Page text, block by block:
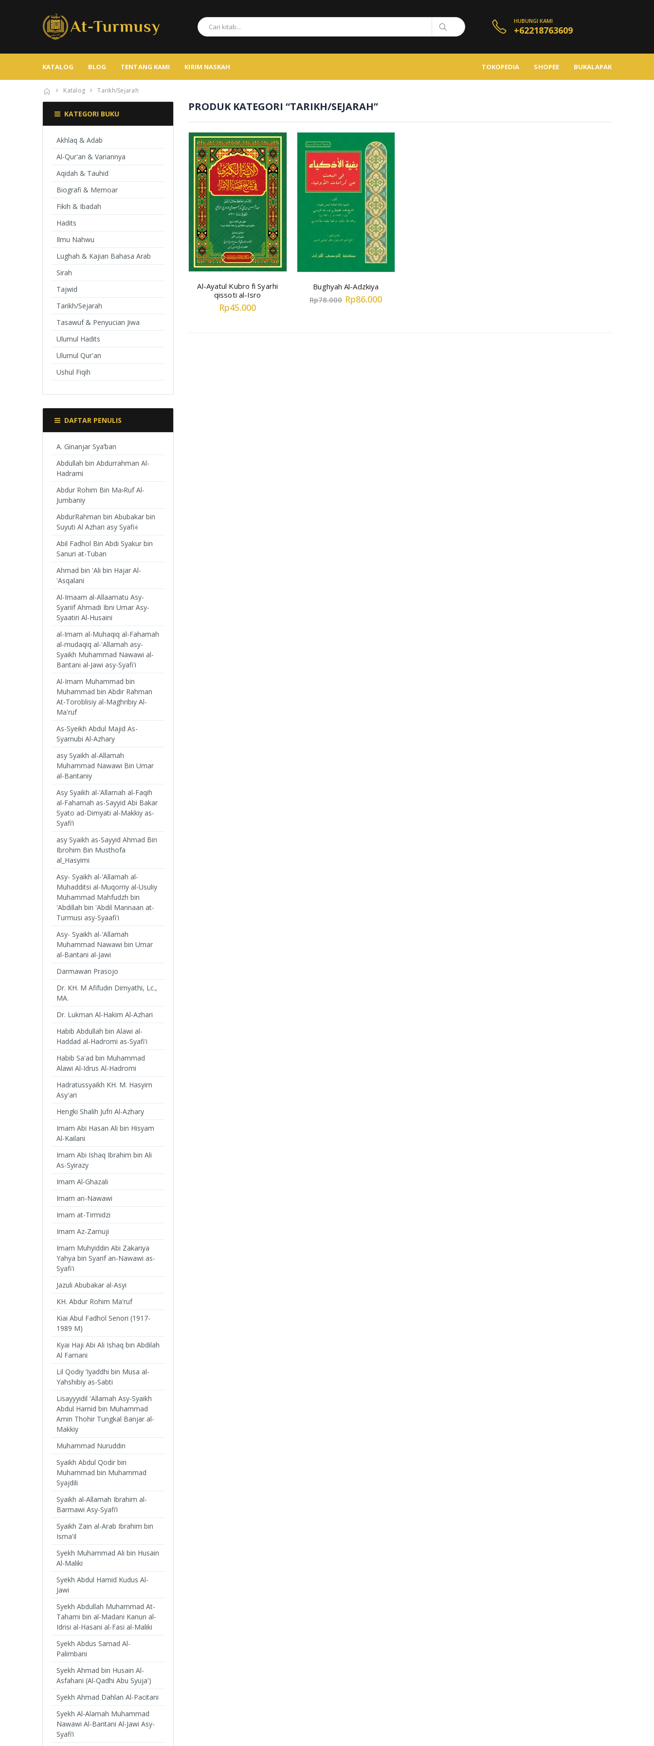
HUBUNGI KAMI
+62218763609
KATALOG BLOG TENTANG KAMI KIRIM NASKAH BUKALAPAK
SHOPEE
TOKOPEDIA
Katalog Tarikh/Sejarah
PRODUK KATEGORI “TARIKH/SEJARAH”
Al-Ayatul Kubro fi Syarhi
qissoti al-Isro
Rp45.000
Bughyah Al-Adzkiya
Rp78.000 Rp86.000
KATEGORI BUKU
Akhlaq & Adab
Al-Qur'an & Variannya
Aqidah & Tauhid
Biografi & Memoar
Fikih & Ibadah
Hadits
Ilmu Nahwu
Lughah & Kajian Bahasa Arab
Sirah
Tajwid
Tarikh/Sejarah
Tasawuf & Penyucian Jiwa
Ulumul Hadits
Ulumul Qur'an
Ushul Fiqih
DAFTAR PENULIS
A. Ginanjar Sya’ban
Abdullah bin Abdurrahman Al-
Hadrami
Abdur Rohim Bin Ma›Ruf Al-
Jumbaniy
AbdurRahman bin Abubakar bin
Suyuti Al Azhari asy Syafi›i
Abil Fadhol Bin Abdi Syakur bin
Sanuri at-Tuban
Ahmad bin 'Ali bin Hajar Al-
'Asqalani
Al-Imaam al-Allaamatu Asy-
Syariif Ahmadi Ibni Umar Asy-
Syaatiri Al-Husaini
al-Imam al-Muhaqiq al-Fahamah
al-mudaqiq al-'Allamah asy-
Syaikh Muhammad Nawawi al-
Bantani al-Jawi asy-Syafi'i
Al-Imam Muhammad bin
Muhammad bin Abdir Rahman
At-Toroblisiy al-Maghribiy Al-
Ma'ruf
As-Syeikh Abdul Majid As-
Syarnubi Al-Azhary
asy Syaikh al-Allamah
Muhammad Nawawi Bin Umar
al-Bantaniy
Asy Syaikh al-’Allamah al-Faqih
al-Fahamah as-Sayyid Abi Bakar
Syato ad-Dimyati al-Makkiy as-
Syafi’i
asy Syaikh as-Sayyid Ahmad Bin
Ibrohim Bin Musthofa
al_Hasyimi
Asy- Syaikh al-'Allamah al-
Muhadditsi al-Muqorriy al-Usuliy
Muhammad Mahfudzh bin
'Abdillah bin 'Abdil Mannaan at-
Turmusi asy-Syaafi'i
Asy- Syaikh al-'Allamah
Muhammad Nawawi bin Umar
al-Bantani al-Jawi
Darmawan Prasojo
Dr. KH. M Afifudin Dimyathi, Lc.,
MA.
Dr. Lukman Al-Hakim Al-Azhari
Habib Abdullah bin Alawi al-
Haddad al-Hadromi as-Syafi'i
Habib Sa'ad bin Muhammad
Alawi Al-Idrus Al-Hadromi
Hadratussyaikh KH. M. Hasyim
Asy'ari
Hengki Shalih Jufri Al-Azhary
Imam Abi Hasan Ali bin Hisyam
Al-Kailani
Imam Abi Ishaq Ibrahim bin Ali
As-Syirazy
Imam Al-Ghazali
Imam an-Nawawi
Imam at-Tirmidzi
Imam Az-Zarnuji
Imam Muhyiddin Abi Zakariya
Yahya bin Syarif an-Nawawi as-
Syafi'i
Jazuli Abubakar al-Asyi
KH. Abdur Rohim Ma'ruf
Kiai Abul Fadhol Senori (1917-
1989 M)
Kyai Haji Abi Ali Ishaq bin Abdilah
Al Farnani
Lil Qodiy ’Iyaddhi bin Musa al-
Yahshibiy as-Sabti
Lisayyyidil 'Allamah Asy-Syaikh
Abdul Hamid bin Muhammad
Amin Thohir Tungkal Banjar al-
Makkiy
Muhammad Nuruddin
Syaikh Abdul Qodir bin
Muhammad bin Muhammad
Syajdili
Syaikh al-Allamah Ibrahim al-
Barmawi Asy-Syafi’i
Syaikh Zain al-Arab Ibrahim bin
Isma'il
Syekh Muhammad Ali bin Husain
Al-Maliki
Syekh Abdul Hamid Kudus Al-
Jawi
Syekh Abdullah Muhammad At-
Tahami bin al-Madani Kanun al-
Idrisi al-Hasani al-Fasi al-Maliki
Syekh Abdus Samad Al-
Palimbani
Syekh Ahmad bin Husain Al-
Asfahani (Al-Qadhi Abu Syuja')
Syekh Ahmad Dahlan Al-Pacitani
Syekh Al-Alamah Muhammad
Nawawi Al-Bantani Al-Jawi Asy-
Syafi’i